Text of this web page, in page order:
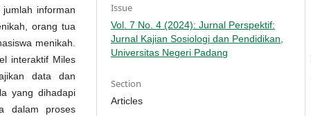
informan
orang tua
menikah.
interaktif Miles
data dan
yang dihadapi
dalam proses
Issue
Vol. 7 No. 4 (2024): Jurnal Perspektif:
Jurnal Kajian Sosiologi dan Pendidikan,
Universitas Negeri Padang
Section
Articles